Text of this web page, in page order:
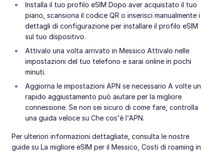
Installa il tuo profilo eSIM Dopo aver acquistato il tuo
piano, scansiona il codice QR o inserisci manualmente i
dettagli di configurazione per installare il profilo eSIM
sul tuo dispositivo.
Attivalo una volta arrivato in Messico Attivalo nelle
impostazioni del tuo telefono e sarai online in pochi
minuti.
Aggiorna le impostazioni APN se necessario A volte un
rapido aggiustamento può aiutare per la migliore
connessione. Se non sei sicuro di come fare, controlla
una guida veloce su Che cos'è l'APN.
Per ulteriori informazioni dettagliate, consulta le nostre
guide su La migliore eSIM per il Messico, Costi di roaming in